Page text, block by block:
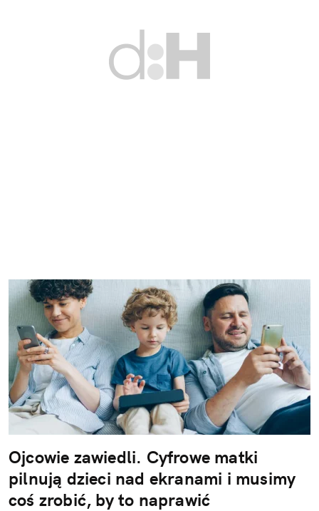
Ojcowie zawiedli. Cyfrowe matki
pilnują dzieci nad ekranami i musimy
coś zrobić, by to naprawić